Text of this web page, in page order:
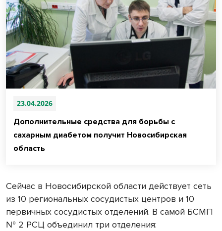
23.04.2026
Дополнительные средства для борьбы с
сахарным диабетом получит Новосибирская
область
Сейчас в Новосибирской области действует сеть
из 10 региональных сосудистых центров и 10
первичных сосудистых отделений. В самой БСМП
№ 2 РСЦ объединил три отделения: